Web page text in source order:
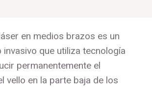
en medios brazos es un
que utiliza tecnología
permanentemente el
vello en la parte baja de los